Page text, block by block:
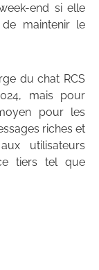
end si elle
maintenir le
du chat RCS
mais pour
pour les
riches et
utilisateurs
tiers tel que